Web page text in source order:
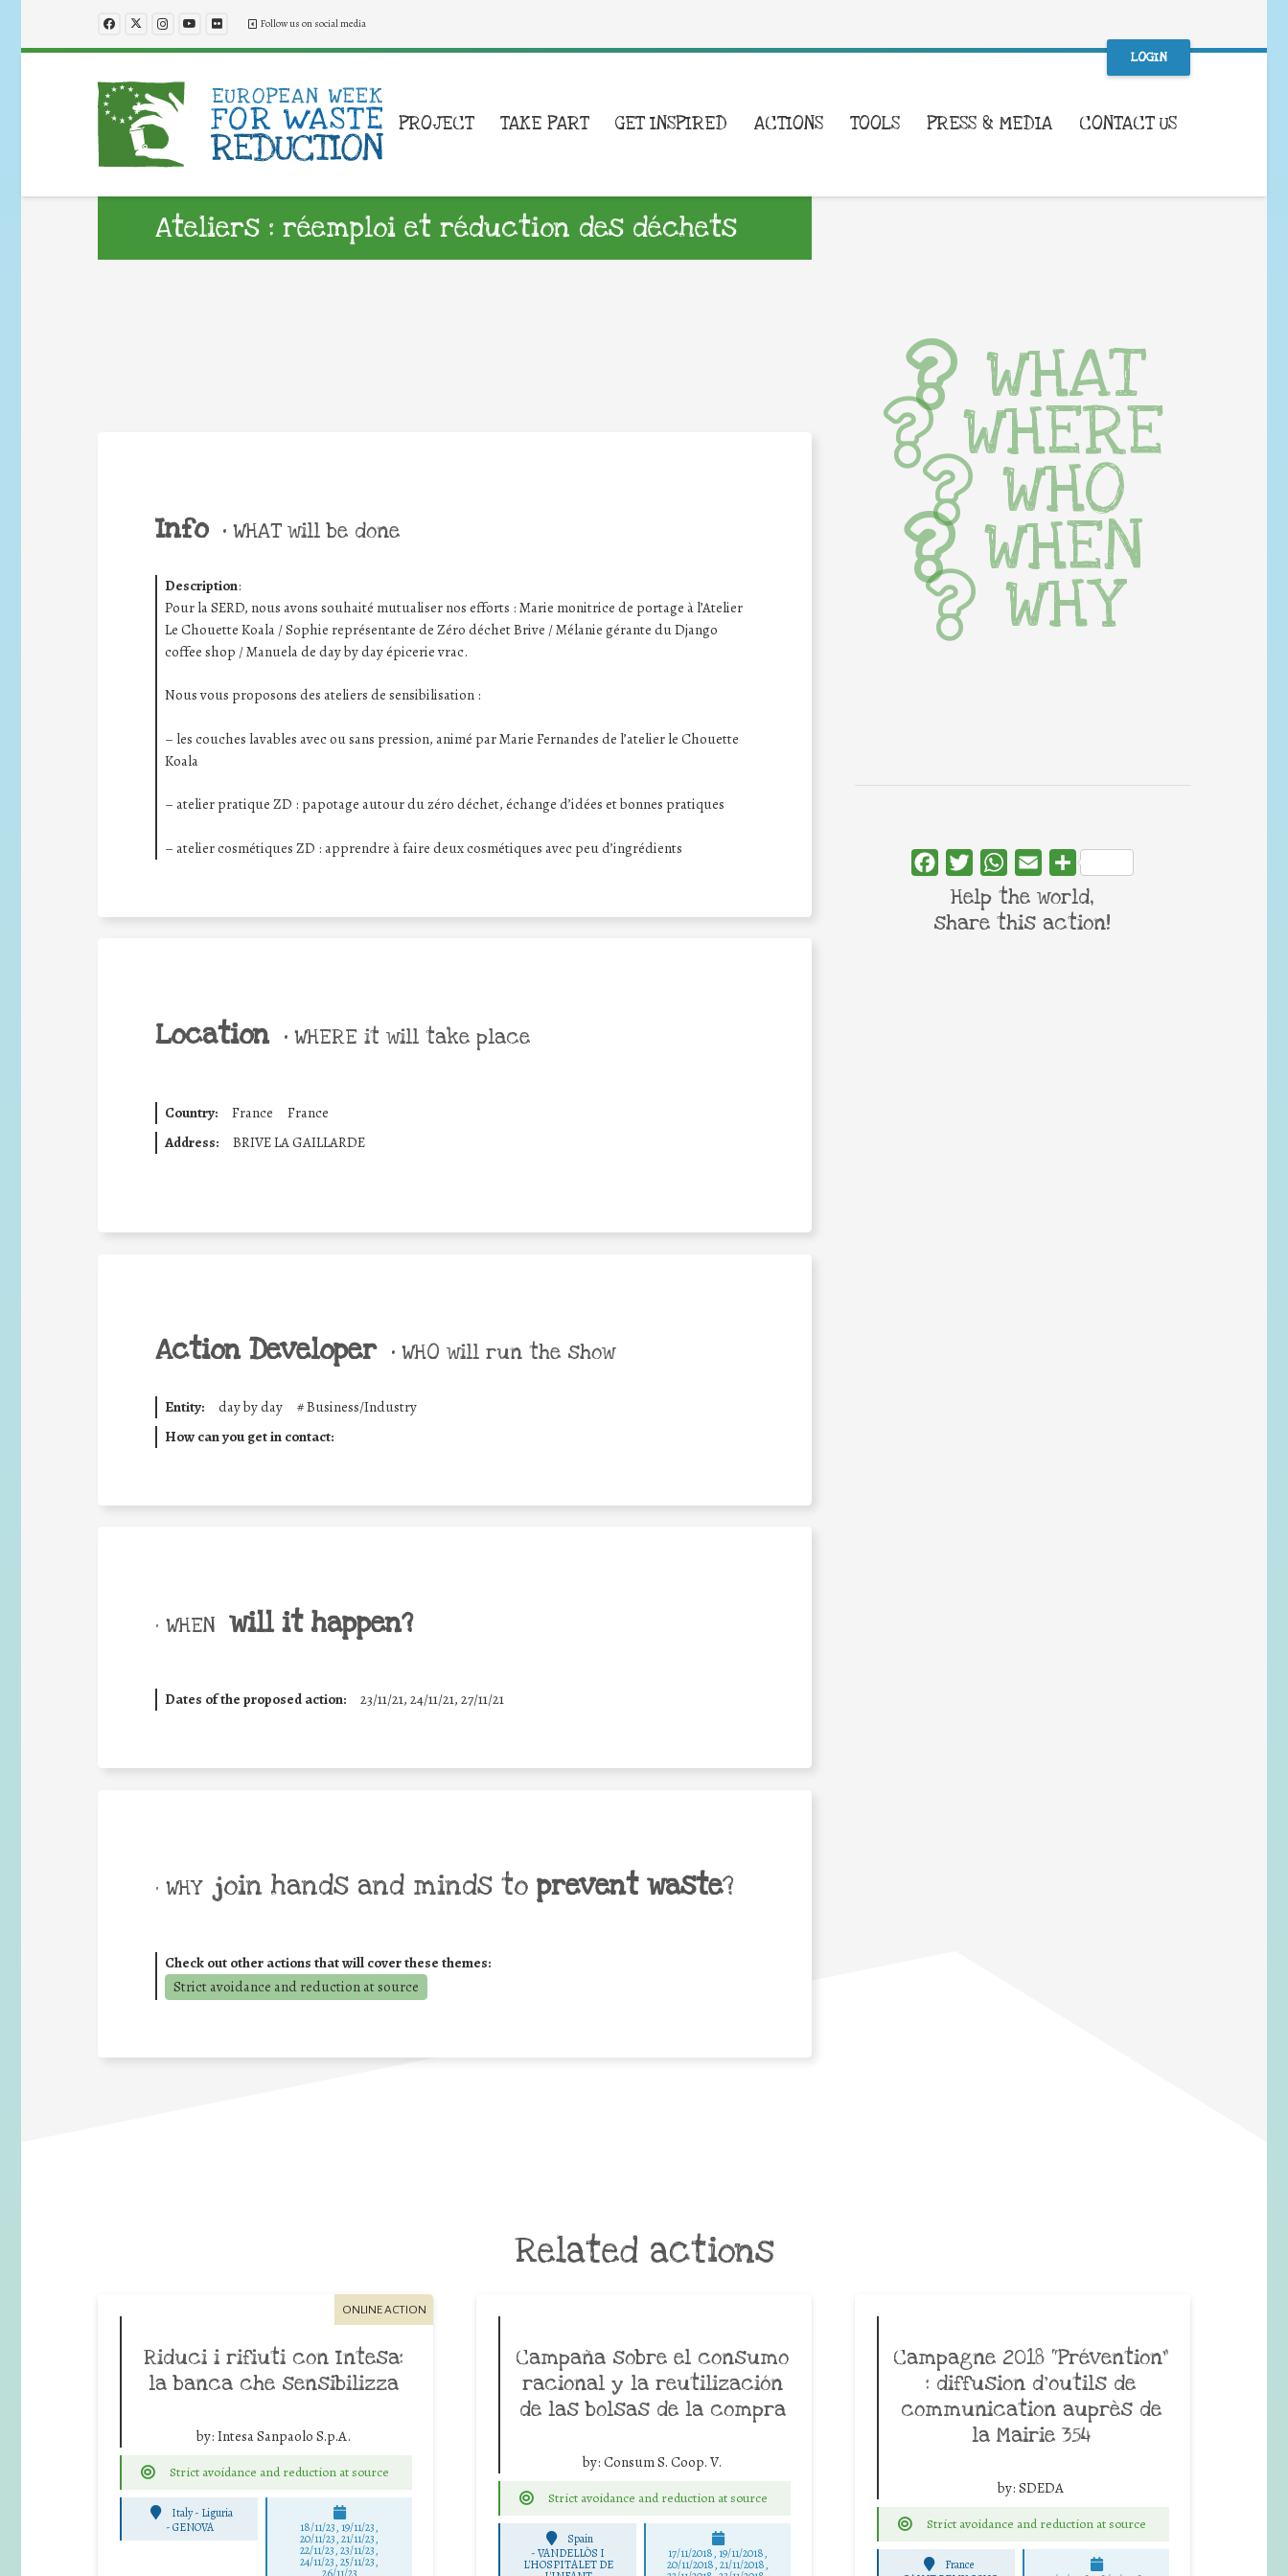
Follow us on social media
LOGIN
PROJECT TAKE PART GET INSPIRED ACTIONS TOOLS PRESS & MEDIA CONTACT US
Ateliers : réemploi et réduction des déchets
Info • WHAT will be done
Description:
Pour la SERD, nous avons souhaité mutualiser nos efforts : Marie monitrice de portage à l’Atelier
Le Chouette Koala / Sophie représentante de Zéro déchet Brive / Mélanie gérante du Django
coffee shop / Manuela de day by day épicerie vrac.
Nous vous proposons des ateliers de sensibilisation :
– les couches lavables avec ou sans pression, animé par Marie Fernandes de l’atelier le Chouette
Koala
– atelier pratique ZD : papotage autour du zéro déchet, échange d’idées et bonnes pratiques
– atelier cosmétiques ZD : apprendre à faire deux cosmétiques avec peu d’ingrédients
Location • WHERE it will take place
Country: France
France
Address:
BRIVE LA GAILLARDE
Action Developer • WHO will run the show
Entity: day by day #Business/Industry
How can you get in contact:
• WHEN will it happen?
Dates of the proposed action: 23/11/21, 24/11/21, 27/11/21
• WHY join hands and minds to prevent waste?
Check out other actions that will cover these themes:
Strict avoidance and reduction at source
WHAT
WHERE
WHO
WHEN
WHY
FacebookTwitterWhatsApp
Email Share
Help the world,
share this action!
Related actions
ONLINE ACTION
Riduci i rifiuti con Intesa:
la banca che sensibilizza
by: Intesa Sanpaolo S.p.A.
Strict avoidance and reduction at source
Italy - Liguria
-GENOVA 18/11/23, 19/11/23,
20/11/23, 21/11/23,
22/11/23, 23/11/23,
24/11/23, 25/11/23,
Campaña sobre el consumo
racional y la reutilización
de las bolsas de la compra
by: Consum S. Coop. V.
Strict avoidance and reduction at source
Spain
-VANDELLÒS I
L'HOSPITALET DE
17/11/2018, 19/11/2018,
20/11/2018, 21/11/2018,
Campagne 2018 “Prévention”
: diffusion d’outils de
communication auprès de
la Mairie 354
by: SDEDA
Strict avoidance and reduction at source
France